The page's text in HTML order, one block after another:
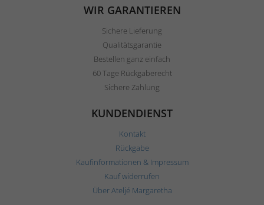
WIR GARANTIEREN
Sichere Lieferung
Qualitätsgarantie
Bestellen ganz einfach
60 Tage Rückgaberecht
Sichere Zahlung
KUNDENDIENST
Kontakt
Rückgabe
Kaufinformationen & Impressum
Kauf widerrufen
Über Ateljé Margaretha